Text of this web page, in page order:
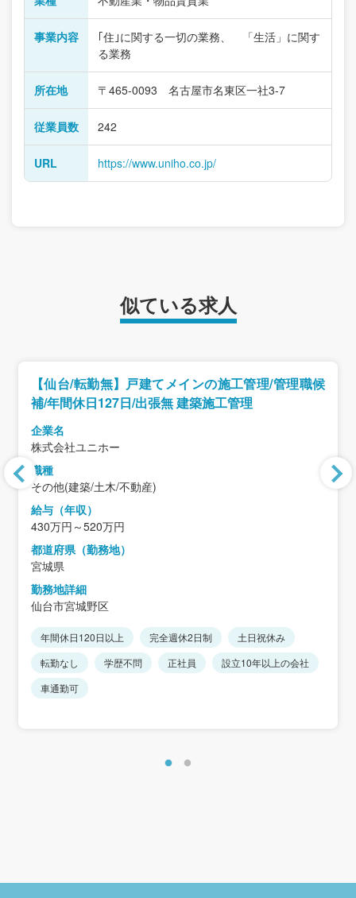
事業内容
｢住｣に関する一切の業務、 「生活」に関す
る業務
所在地 〒465-0093 名古屋市名東区一社3-7
従業員数 242
URL https://www.uniho.co.jp/
似ている求人
【仙台/転勤無】戸建てメインの施工管理/管理職候
補/年間休日127日/出張無 建築施工管理
企業名
株式会社ユニホー
職種
その他(建築/土木/不動産)
給与（年収）
430万円～520万円
都道府県（勤務地）
宮城県
勤務地詳細
仙台市宮城野区
年間休日120日以上 完全週休2日制
土日祝休み
転勤なし
学歴不問 正社員
設立10年以上の会社
車通勤可